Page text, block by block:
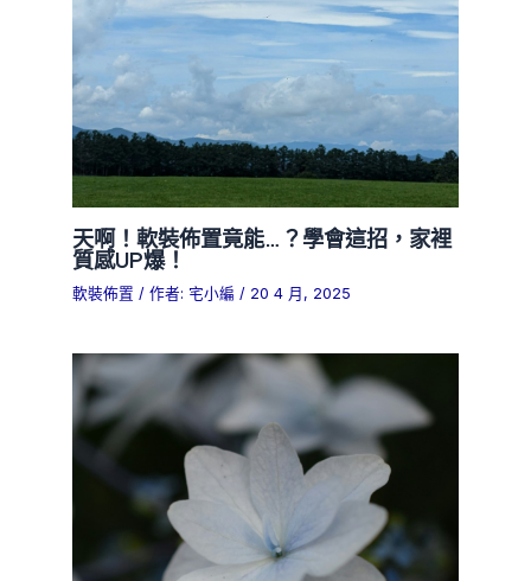
天啊！軟裝佈置竟能…？學會這招，家裡
質感UP爆！
軟裝佈置 / 作者: 宅小編 / 20 4 月, 2025